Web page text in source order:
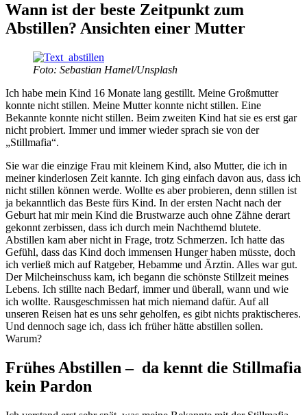
Wann ist der beste Zeitpunkt zum
Abstillen? Ansichten einer Mutter
Foto: Sebastian Hamel/Unsplash
Ich habe mein Kind 16 Monate lang gestillt. Meine Großmutter
konnte nicht stillen. Meine Mutter konnte nicht stillen. Eine
Bekannte konnte nicht stillen. Beim zweiten Kind hat sie es erst gar
nicht probiert. Immer und immer wieder sprach sie von der
„Stillmafia“.
Sie war die einzige Frau mit kleinem Kind, also Mutter, die ich in
meiner kinderlosen Zeit kannte. Ich ging einfach davon aus, dass ich
nicht stillen können werde. Wollte es aber probieren, denn stillen ist
ja bekanntlich das Beste fürs Kind. In der ersten Nacht nach der
Geburt hat mir mein Kind die Brustwarze auch ohne Zähne derart
gekonnt zerbissen, dass ich durch mein Nachthemd blutete.
Abstillen kam aber nicht in Frage, trotz Schmerzen. Ich hatte das
Gefühl, dass das Kind doch immensen Hunger haben müsste, doch
ich verließ mich auf Ratgeber, Hebamme und Ärztin. Alles war gut.
Der Milcheinschuss kam, ich begann die schönste Stillzeit meines
Lebens. Ich stillte nach Bedarf, immer und überall, wann und wie
ich wollte. Rausgeschmissen hat mich niemand dafür. Auf all
unseren Reisen hat es uns sehr geholfen, es gibt nichts praktischeres.
Und dennoch sage ich, dass ich früher hätte abstillen sollen.
Warum?
Frühes Abstillen – da kennt die Stillmafia
kein Pardon